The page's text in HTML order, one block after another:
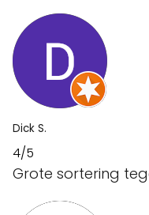
Dick S.
4/5
Grote sortering